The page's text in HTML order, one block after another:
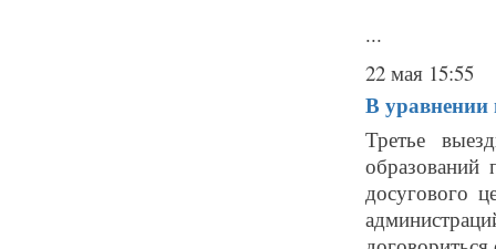
...
22 мая 15:55
В уравнении
Третье
досугового